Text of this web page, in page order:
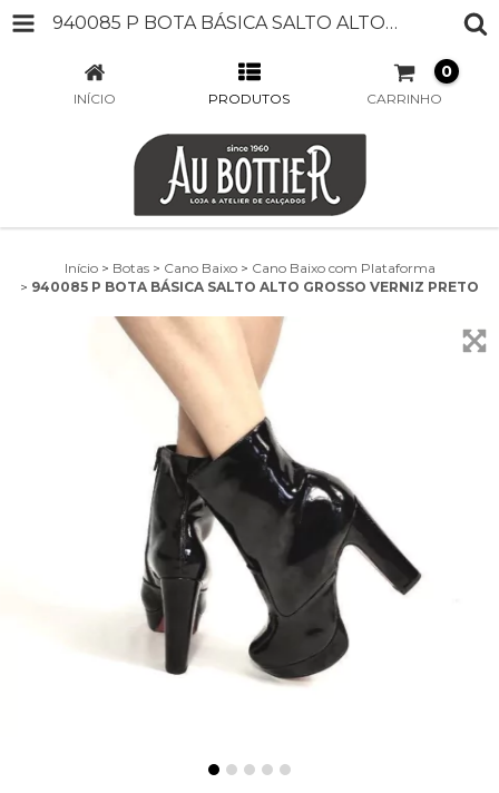
940085 P BOTA BÁSICA SALTO ALTO GROSSO VERNIZ PRETO
INÍCIO PRODUTOS CARRINHO
0
Início > Botas > Cano Baixo > Cano Baixo com Plataforma
> 940085 P BOTA BÁSICA SALTO ALTO GROSSO VERNIZ PRETO